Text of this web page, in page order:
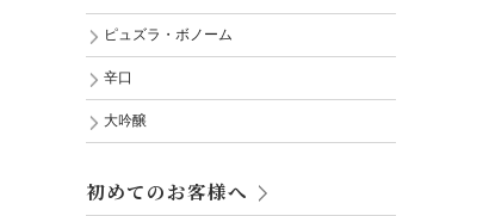
ピュズラ・ボノーム
辛口
大吟醸
初めてのお客様へ